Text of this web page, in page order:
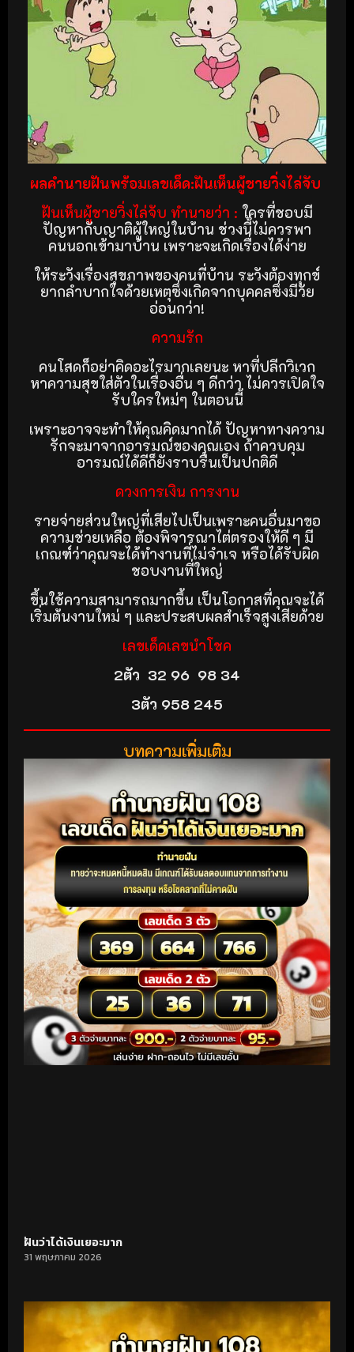
ผลคำนายฝันพร้อมเลขเด็ด:ฝันเห็นผู้ชายวิ่งไล่จับ
ฝันเห็นผู้ชายวิ่งไล่จับ ทำนายว่า : ใครที่ชอบมี
ปัญหากับญาติผู้ใหญ่ในบ้าน ช่วงนี้ไม่ควรพา
คนนอกเข้ามาบ้าน เพราะจะเกิดเรื่องได้ง่าย
ให้ระวังเรื่องสุขภาพของคนที่บ้าน ระวังต้องทุกข์
ยากลำบากใจด้วยเหตุซึ่งเกิดจากบุคคลซึ่งมีวัย
อ่อนกว่า!
ความรัก
คนโสดก็อย่าคิดอะไรมากเลยนะ หาที่ปลีกวิเวก
หาความสุขใส่ตัวในเรื่องอื่น ๆ ดีกว่า ไม่ควรเปิดใจ
รับใครใหม่ๆ ในตอนนี้
เพราะอาจจะทำให้คุณคิดมากได้ ปัญหาทางความ
รักจะมาจากอารมณ์ของคุณเอง ถ้าควบคุม
อารมณ์ได้ดีก็ยังราบรื่นเป็นปกติดี
ดวงการเงิน การงาน
รายจ่ายส่วนใหญ่ที่เสียไปเป็นเพราะคนอื่นมาขอ
ความช่วยเหลือ ต้องพิจารณาไต่ตรองให้ดี ๆ มี
เกณฑ์ว่าคุณจะได้ทำงานที่ไม่จำเจ หรือได้รับผิด
ชอบงานที่ใหญ่
ขึ้นใช้ความสามารถมากขึ้น เป็นโอกาสที่คุณจะได้
เริ่มต้นงานใหม่ ๆ และประสบผลสำเร็จสูงเสียด้วย
เลขเด็ดเลขนำโชค
2ตัว 32 96 98 34
3ตัว 958 245
บทความเพิ่มเติม
ฝันว่าได้เงินเยอะมาก
31 พฤษภาคม 2026